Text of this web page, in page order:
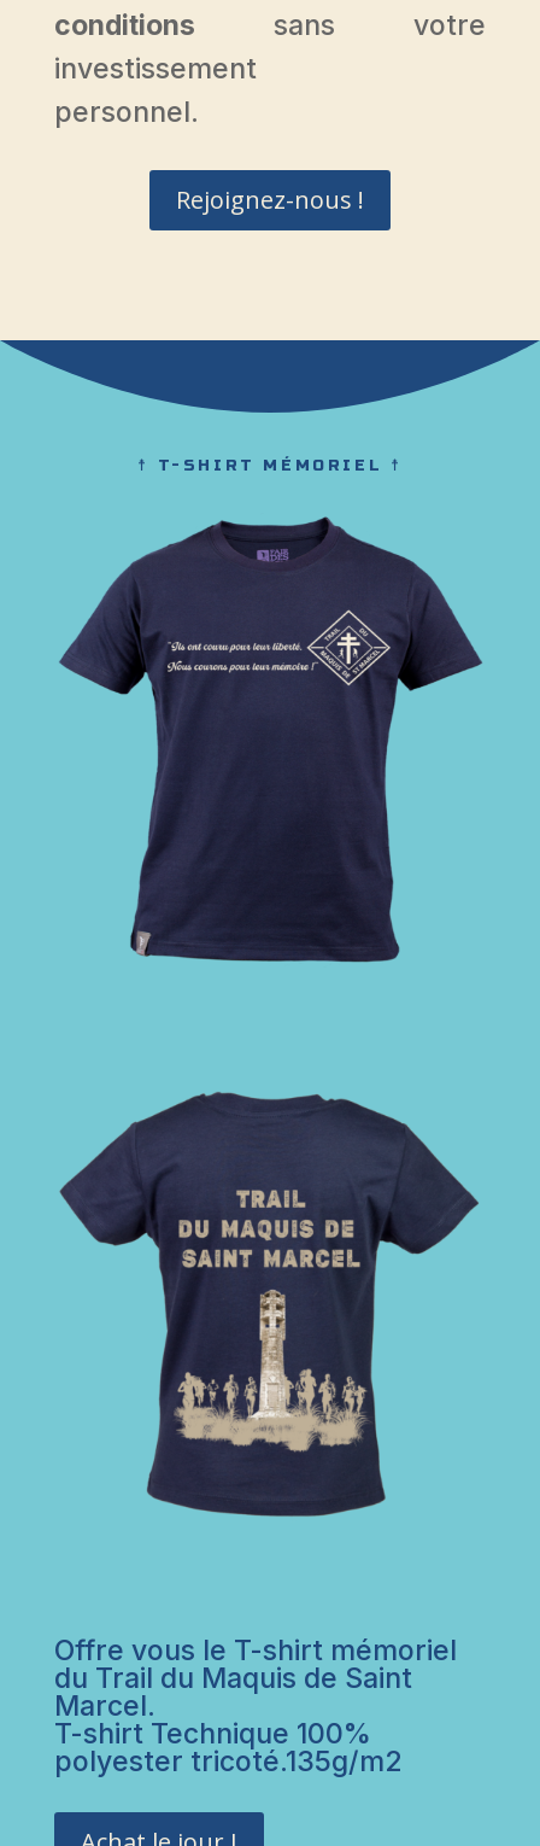
conditions sans votre
investissement
personnel.
Rejoignez-nous !
☨ T-SHIRT MÉMORIEL ☨
Offre vous le T-shirt mémoriel
du Trail du Maquis de Saint
Marcel.
T-shirt Technique 100%
polyester tricoté.135g/m2